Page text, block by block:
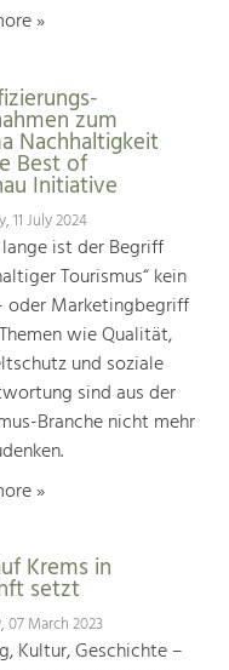
»
zum
Nachhaltigkeit
Best of
Initiative
11 July 2024
ist der Begriff
Tourismus“ kein
oder Marketingbegriff
wie Qualität,
und soziale
sind aus der
Branche nicht mehr
»
Krems in
setzt
07 March 2023
Kultur, Geschichte –